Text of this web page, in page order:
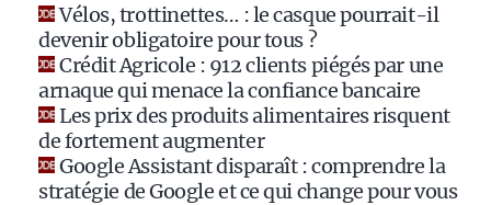
Vélos, trottinettes… : le casque pourrait-il
devenir obligatoire pour tous ?
Crédit Agricole : 912 clients piégés par une
arnaque qui menace la confiance bancaire
Les prix des produits alimentaires risquent
de fortement augmenter
Google Assistant disparaît : comprendre la
stratégie de Google et ce qui change pour vous